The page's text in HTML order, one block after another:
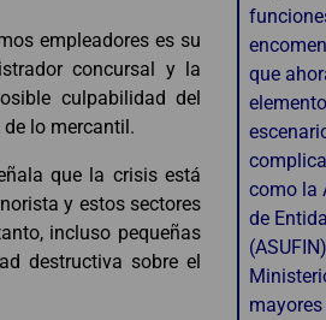
empleadores es su
concursal y la
culpabilidad del
lo mercantil.
que la crisis está
y estos sectores
incluso pequeñas
destructiva sobre el
que
como la
de